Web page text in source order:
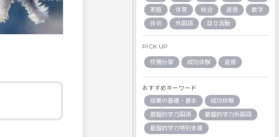
家庭
体育 総合 道徳
数学
技術
外国語 自立活動
PICK UP
校務分掌 成功体験 道徳
おすすめキーワード
授業の基礎・基本
成功体験
基盤的学力国語
基盤的学力外国語
基盤的学力特別支援